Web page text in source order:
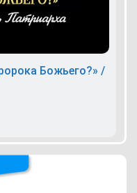
Божьего?» /